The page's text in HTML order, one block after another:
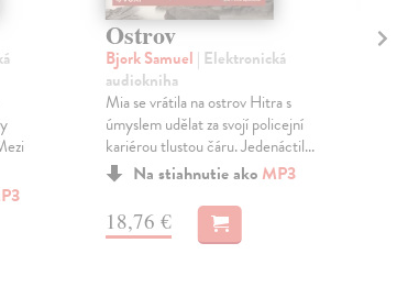
Ostrov
Bjork Samuel | Elektronická
audiokniha
Mia se vrátila na ostrov Hitra s
úmyslem udělat za svojí policejní
kariérou tlustou čáru. Jedenáctil...
Na stiahnutie ako MP3
18,76 €
V